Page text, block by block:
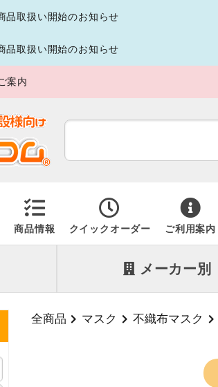
品取扱い開始のお知らせ
品取扱い開始のお知らせ
案内
商品情報 クイックオーダー ご利用案内
メーカー別
全商品 マスク 不織布マスク